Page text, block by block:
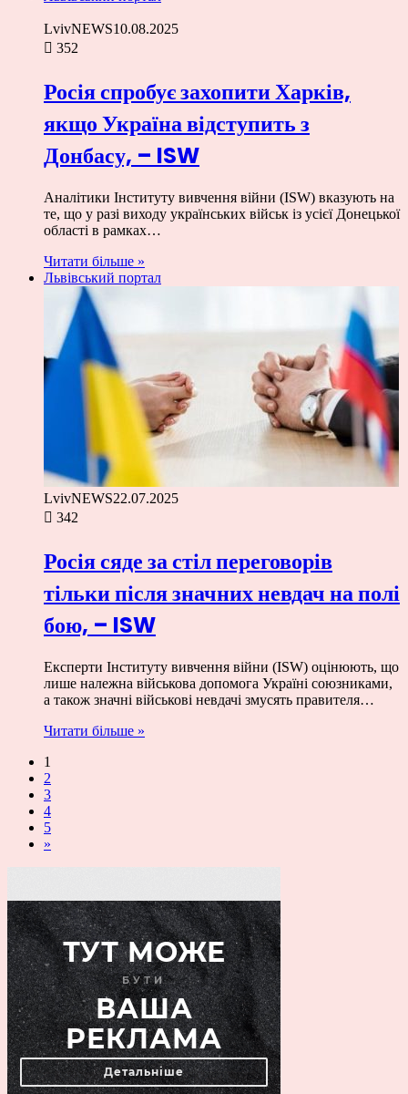
LvivNEWS10.08.2025
352
Росія спробує захопити Харків,
якщо Україна відступить з
Донбасу, – ISW
Аналітики Інституту вивчення війни (ISW) вказують на
те, що у разі виходу українських військ із усієї Донецької
області в рамках…
Читати більше »
Львівський портал
LvivNEWS22.07.2025
342
Росія сяде за стіл переговорів
тільки після значних невдач на полі
бою, – ISW
Експерти Інституту вивчення війни (ISW) оцінюють, що
лише належна військова допомога Україні союзниками,
а також значні військові невдачі змусять правителя…
Читати більше »
1
2
3
4
5
»